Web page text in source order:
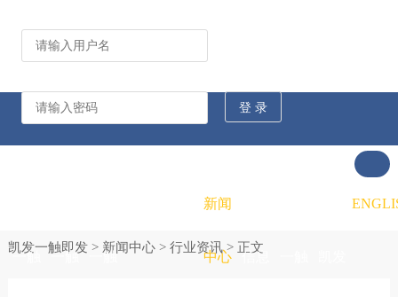
一触 一触 一触
新闻
中心 信息
凯发一触即发> 新闻中心> 行业资讯> 正文